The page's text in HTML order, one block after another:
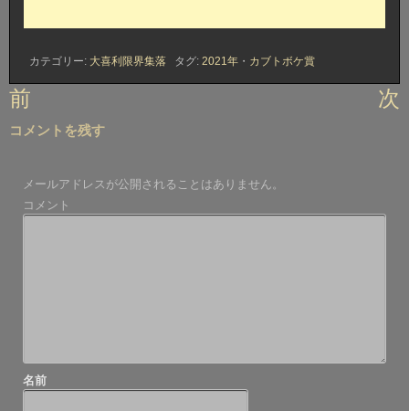
カテゴリー: 大喜利限界集落 タグ: 2021年 ・ カブトボケ賞
投
ナ
ゲ
ー
前 次
コメントを残す
メールアドレスが公開されることはありません。
コメント
名前